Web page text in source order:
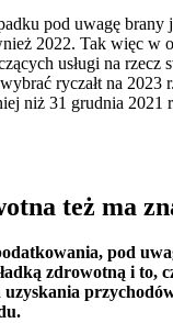
pod uwagę brany
2022. Tak więc w
usługi na rzecz
ryczałt na 2023
niż 31 grudnia 2021
też ma
pod
zdrowotną i to,
uzyskania